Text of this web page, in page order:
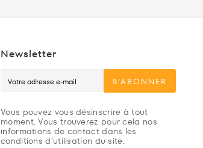
Newsletter
S’ABONNER
Vous pouvez vous désinscrire à tout
moment. Vous trouverez pour cela nos
informations de contact dans les
conditions d'utilisation du site.